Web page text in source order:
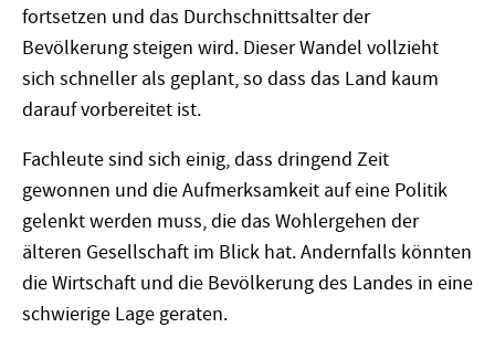
fortsetzen und das Durchschnittsalter der
Bevölkerung steigen wird. Dieser Wandel vollzieht
sich schneller als geplant, so dass das Land kaum
darauf vorbereitet ist.
Fachleute sind sich einig, dass dringend Zeit
gewonnen und die Aufmerksamkeit auf eine Politik
gelenkt werden muss, die das Wohlergehen der
älteren Gesellschaft im Blick hat. Andernfalls könnten
die Wirtschaft und die Bevölkerung des Landes in eine
schwierige Lage geraten.